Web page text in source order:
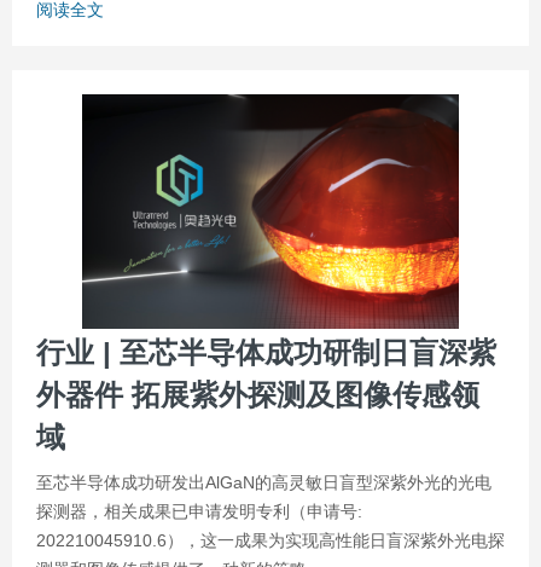
阅读全文
行业 | 至芯半导体成功研制日盲深紫
外器件 拓展紫外探测及图像传感领
域
至芯半导体成功研发出AlGaN的高灵敏日盲型深紫外光的光电
探测器，相关成果已申请发明专利（申请号:
202210045910.6），这一成果为实现高性能日盲深紫外光电探